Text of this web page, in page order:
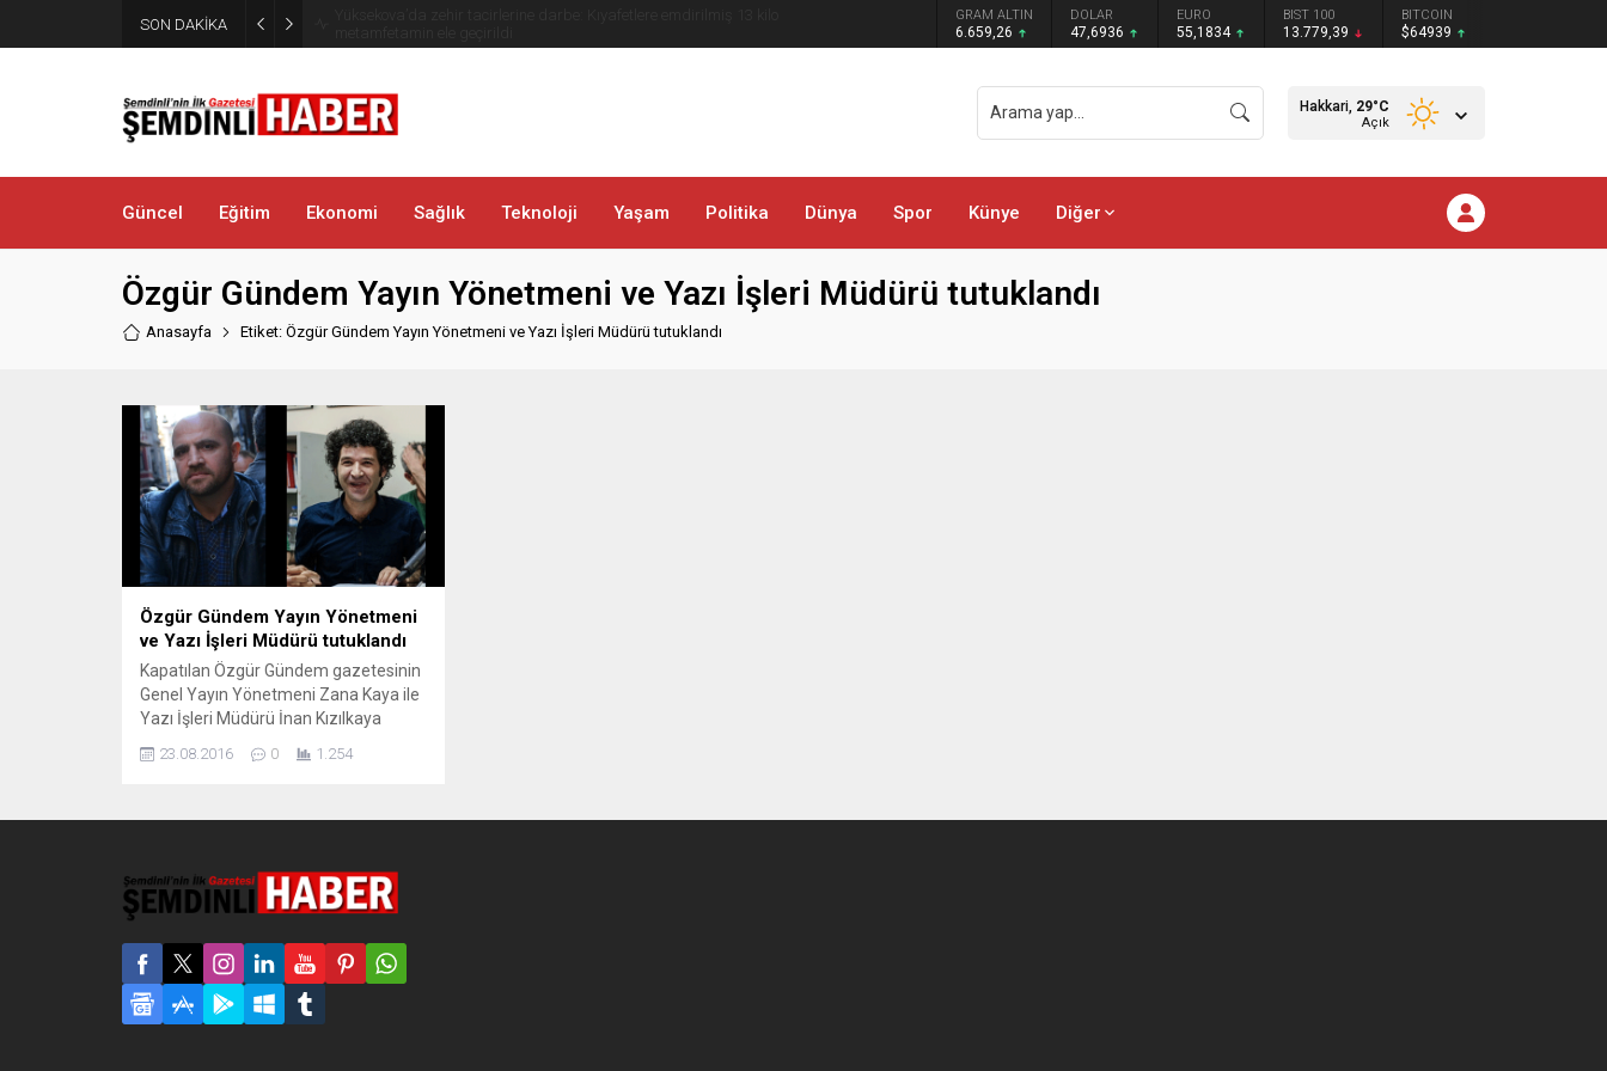
SON DAKİKA GRAM ALTIN
6.659,26
DOLAR
47,6936
EURO
55,1834
BIST 100
13.779,39
BITCOIN
$64939
Hakkari, 29°C
Açık
Güncel Eğitim Ekonomi Sağlık Teknoloji Yaşam Politika Dünya Spor Künye Diğer
Özgür Gündem Yayın Yönetmeni ve Yazı İşleri Müdürü tutuklandı
Anasayfa Etiket: Özgür Gündem Yayın Yönetmeni ve Yazı İşleri Müdürü tutuklandı
Özgür Gündem Yayın Yönetmeni
ve Yazı İşleri Müdürü tutuklandı
Kapatılan Özgür Gündem gazetesinin
Genel Yayın Yönetmeni Zana Kaya ile
Yazı İşleri Müdürü İnan Kızılkaya
gazetesine yapılan baskında
mahkemece tutuklandı. Gazeteciler
İstanbul Esenler Atış Alanı
23.08.2016 0 1.254